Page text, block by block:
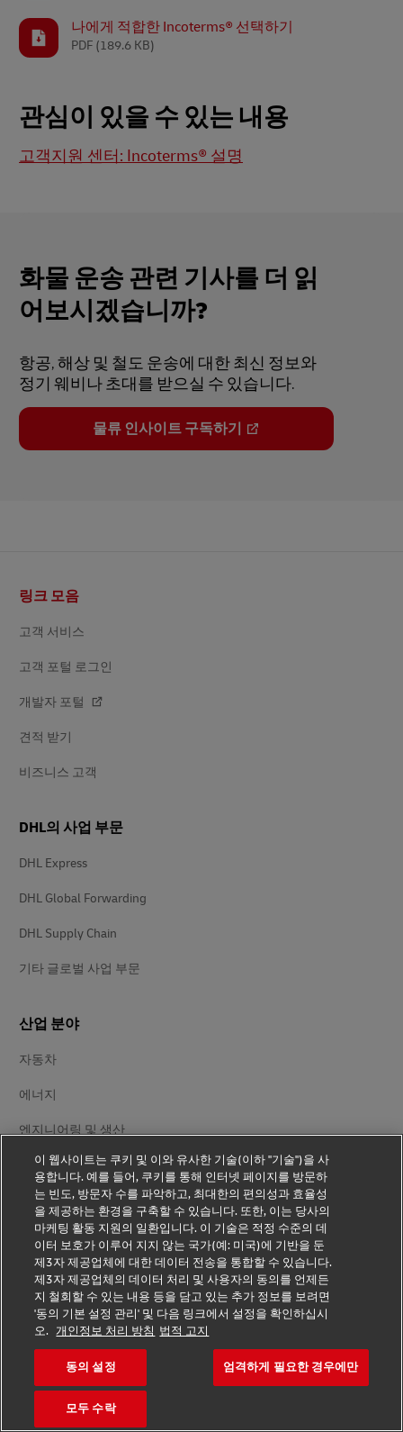
나에게 적합한 Incoterms® 선택하기
PDF (189.6 KB)
관심이 있을 수 있는 내용
고객지원 센터: Incoterms® 설명
화물 운송 관련 기사를 더 읽
어보시겠습니까?
항공, 해상 및 철도 운송에 대한 최신 정보와
정기 웨비나 초대를 받으실 수 있습니다.
물류 인사이트 구독하기
닥
링크 모음
고객 서비스
고객 포털 로그인
개발자 포털
견적 받기
비즈니스 고객
DHL의 사업 부문
DHL Express
DHL Global Forwarding
DHL Supply Chain
기타 글로벌 사업 부문
산업 분야
자동차
에너지
엔지니어링 및 생산
생명과학 및 헬스케어
소매 및 패션
기술
회사 정보
DHL 소개
Delivered
채용
이 웹사이트는 쿠키 및 이와 유사한 기술(이하 "기술")을 사
용합니다. 예를 들어, 쿠키를 통해 인터넷 페이지를 방문하
는 빈도, 방문자 수를 파악하고, 최대한의 편의성과 효율성
을 제공하는 환경을 구축할 수 있습니다. 또한, 이는 당사의
마케팅 활동 지원의 일환입니다. 이 기술은 적정 수준의 데
이터 보호가 이루어 지지 않는 국가(예: 미국)에 기반을 둔
제3자 제공업체에 대한 데이터 전송을 통합할 수 있습니다.
제3자 제공업체의 데이터 처리 및 사용자의 동의를 언제든
지 철회할 수 있는 내용 등을 담고 있는 추가 정보를 보려면
'동의 기본 설정 관리' 및 다음 링크에서 설정을 확인하십시
오. 개인정보 처리 방침 법적 고지
동의 설정 엄격하게 필요한 경우에만
모두 수락